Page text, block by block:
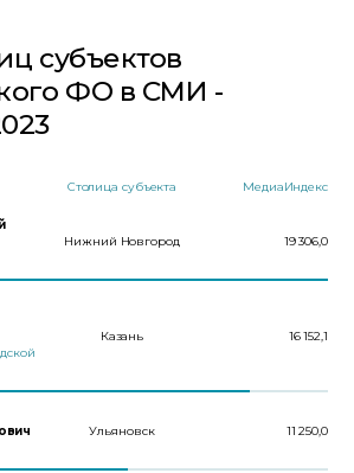
субъектов
ФО в СМИ -
Столица субъекта МедиаИндекс
Нижний Новгород 19 306,0
Казань 16 152,1
Ульяновск 11 250,0